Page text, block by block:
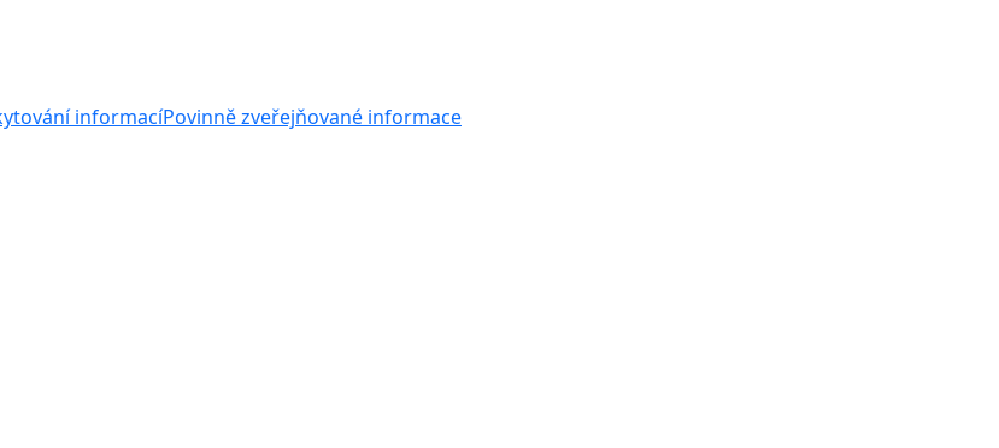
informacíPovinně zveřejňované informace